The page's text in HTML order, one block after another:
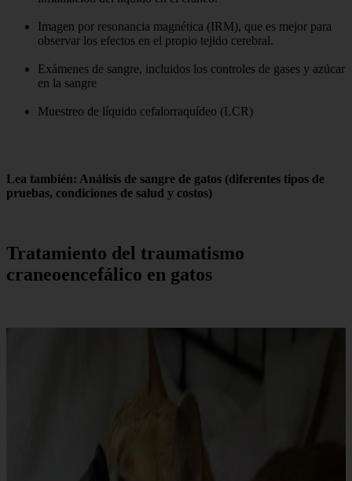
Imagen por resonancia magnética (IRM), que es mejor para
observar los efectos en el propio tejido cerebral.
Exámenes de sangre, incluidos los controles de gases y azúcar
en la sangre
Muestreo de líquido cefalorraquídeo (LCR)
Lea también: Análisis de sangre de gatos (diferentes tipos de
pruebas, condiciones de salud y costos)
Tratamiento del traumatismo
craneoencefálico en gatos